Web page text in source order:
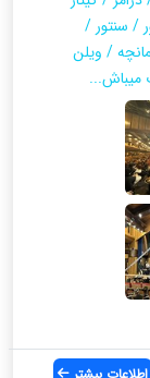
/ سنتور /
/ ویلن
میباش...
اطلاعات بیشتر